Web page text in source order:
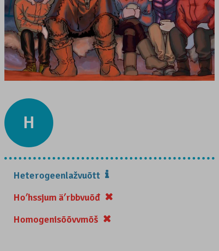
H
Heterogeenlažvuõtt
Hoʹhssjum äʹrbbvuõđ
Homogenisõõvvmõš